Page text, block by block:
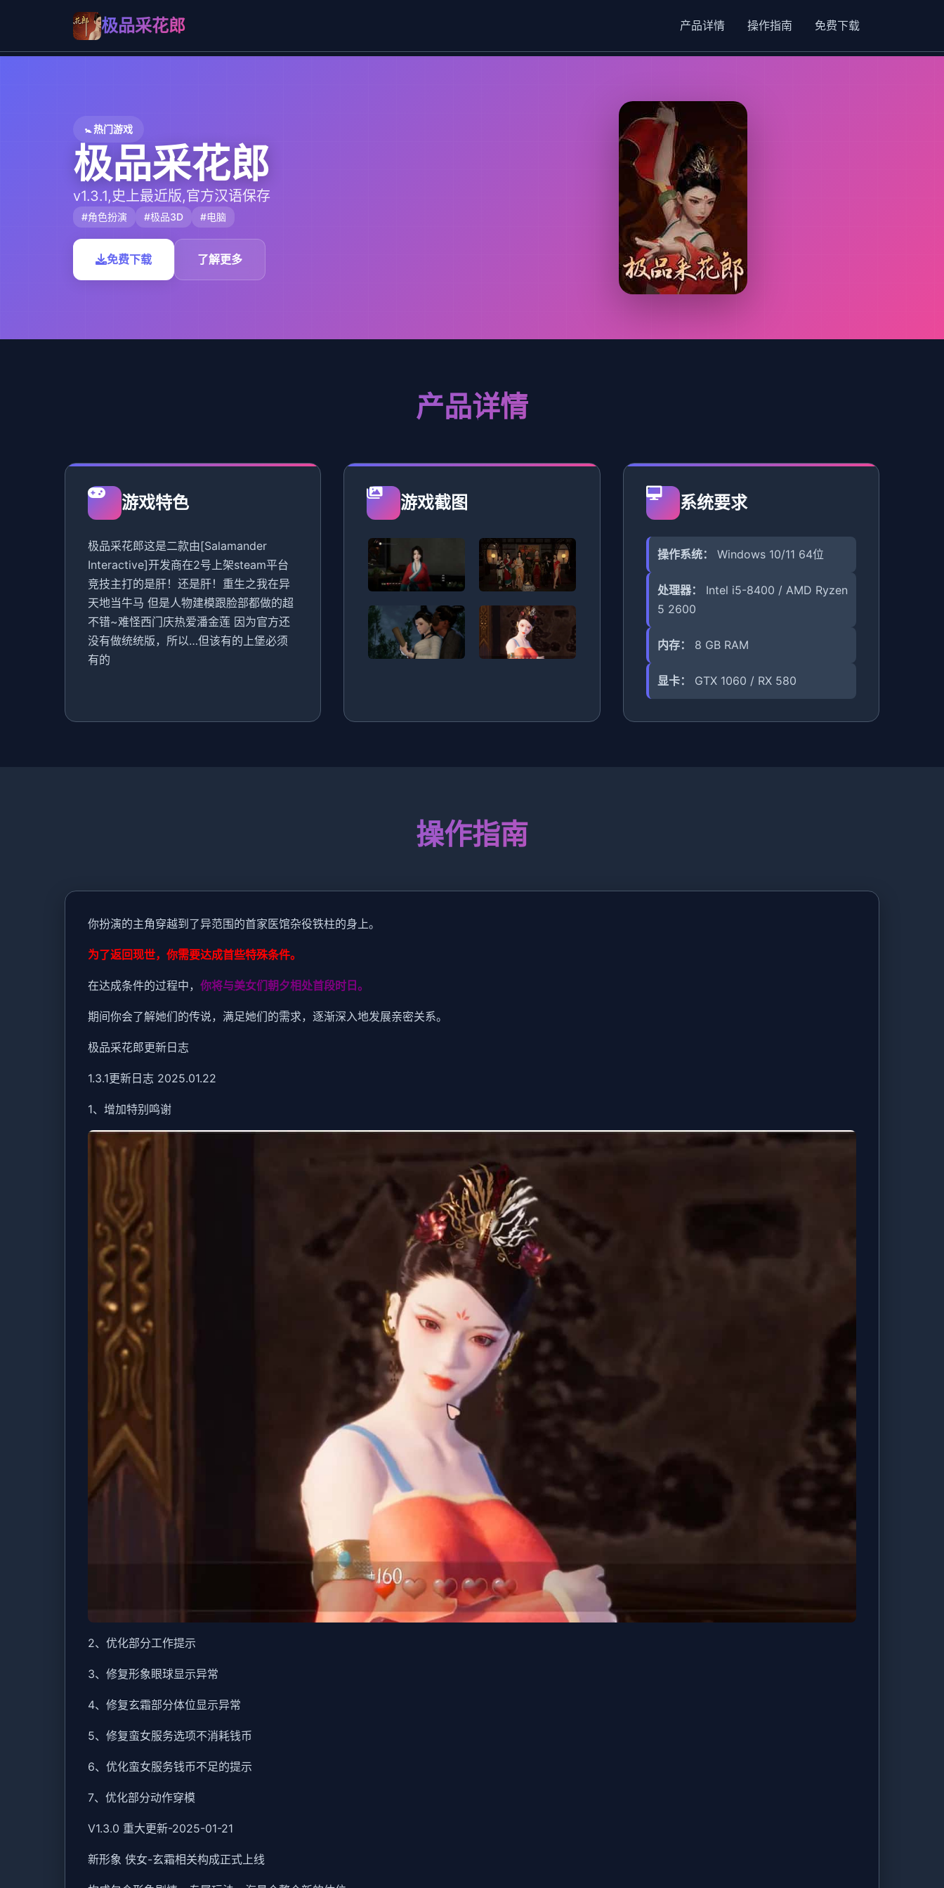
极品采花郎 产品详情 操作指南 免费下载
🚼 热门游戏
极品采花郎
v1.3.1,史上最近版,官方汉语保存
#角色扮演 #极品3D #电脑
免费下载 了解更多
产品详情
游戏特色
极品采花郎这是二款由[Salamander
Interactive]开发商在2号上架steam平台
竞技主打的是肝！还是肝！重生之我在异
天地当牛马 但是人物建模跟脸部都做的超
不错~难怪西门庆热爱潘金莲 因为官方还
没有做统统版，所以…但该有的上堡必须
有的
游戏截图 系统要求
操作系统： Windows 10/11 64位
处理器：
Intel i5-8400 / AMD Ryzen
5 2600
内存： 8 GB RAM
显卡： GTX 1060 / RX 580
操作指南
你扮演的主角穿越到了异范围的首家医馆杂役铁柱的身上。
为了返回现世，你需要达成首些特殊条件。
在达成条件的过程中， 你将与美女们朝夕相处首段时日。
期间你会了解她们的传说，满足她们的需求，逐渐深入地发展亲密关系。
极品采花郎更新日志
1.3.1更新日志 2025.01.22
1、增加特别鸣谢
2、优化部分工作提示
3、修复形象眼球显示异常
4、修复玄霜部分体位显示异常
5、修复蛮女服务选项不消耗钱币
6、优化蛮女服务钱币不足的提示
7、优化部分动作穿模
V1.3.0 重大更新-2025-01-21
新形象 侠女-玄霜相关构成正式上线